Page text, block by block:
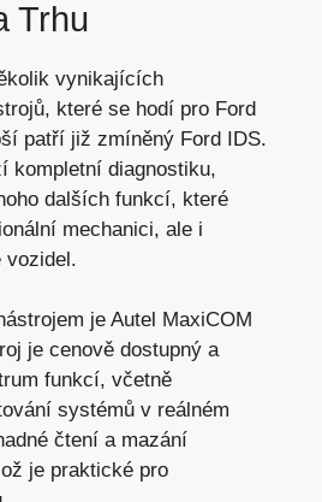
Trhu
vynikajících
které se hodí pro Ford
patří již zmíněný Ford IDS.
kompletní diagnostiku,
dalších funkcí, které
mechanici, ale i
vozidel.
je Autel MaxiCOM
je cenově dostupný a
funkcí, včetně
systémů v reálném
čtení a mazání
je praktické pro